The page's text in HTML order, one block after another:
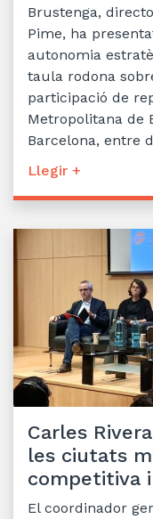
Brustenga,
Pime, ha
autonomia
taula rodona
participació de
Metropolitana de
Barcelona, entre
Llegir +
Carles
les ciutats
competitiva
El coordinador